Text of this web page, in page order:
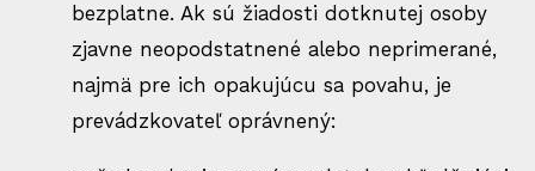
bezplatne. Ak sú žiadosti dotknutej osoby
zjavne neopodstatnené alebo neprimerané,
najmä pre ich opakujúcu sa povahu, je
prevádzkovateľ oprávnený: